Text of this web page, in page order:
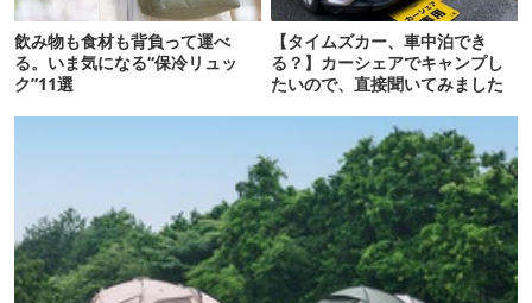
飲み物も食材も背負って運べ
る。いま気になる“保冷リュッ
ク”11選
【タイムズカー、車中泊でき
る？】カーシェアでキャンプし
たいので、直接聞いてみました